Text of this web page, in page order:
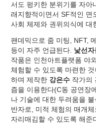
서도 펑키한 분위기를 자아
래지향적이면서 SF적인 면
사회 체제와 권위의식에 대
팬데믹으로 줌 미팅, NFT,
등이 자주 언급된다. 낯선
작품은 인천아트플랫폼 야
체험할 수 있도록 마련한
하며 제작한 강은수 작가의
즘을 이용한다(C동 공연장
나 기술에 대한 두려움을
반자로, 미적 체험의 매개
자리매김할 수 있도록 해준